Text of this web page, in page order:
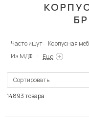
Часто ищут: Корпусная
Из МДФ
Еще
Сортировать
По популярности
14893 товара